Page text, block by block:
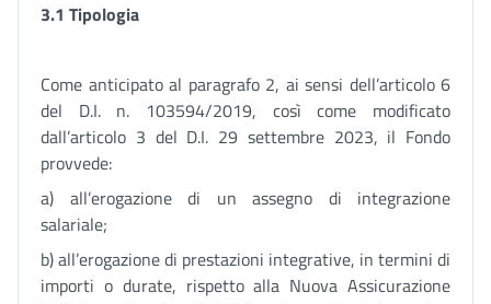
3.1 Tipologia
Come anticipato al paragrafo 2, ai sensi dell’articolo 6
del D.I. n. 103594/2019, così come modificato
dall’articolo 3 del D.I. 29 settembre 2023, il Fondo
provvede:
a) all’erogazione di un assegno di integrazione
salariale;
b) all’erogazione di prestazioni integrative, in termini di
importi o durate, rispetto alla Nuova Assicurazione